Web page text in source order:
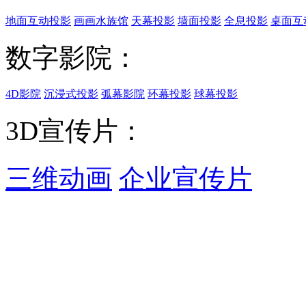
地面互动投影 画画水族馆 天幕投影 墙面投影 全息投影 桌面互
数字影院：
4D影院 沉浸式投影 弧幕影院 环幕投影 球幕投影
3D宣传片：
三维动画 企业宣传片